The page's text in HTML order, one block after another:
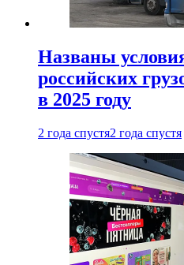
Названы
российских
в 2025 году
2 года спустя2 года спустя